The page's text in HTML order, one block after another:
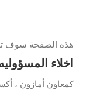
هذه الصفحة سوف
اخلاء
كمعاون أمازون ،